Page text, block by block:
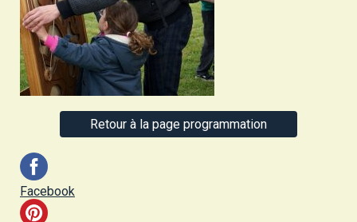
Retour à la page programmation
Facebook